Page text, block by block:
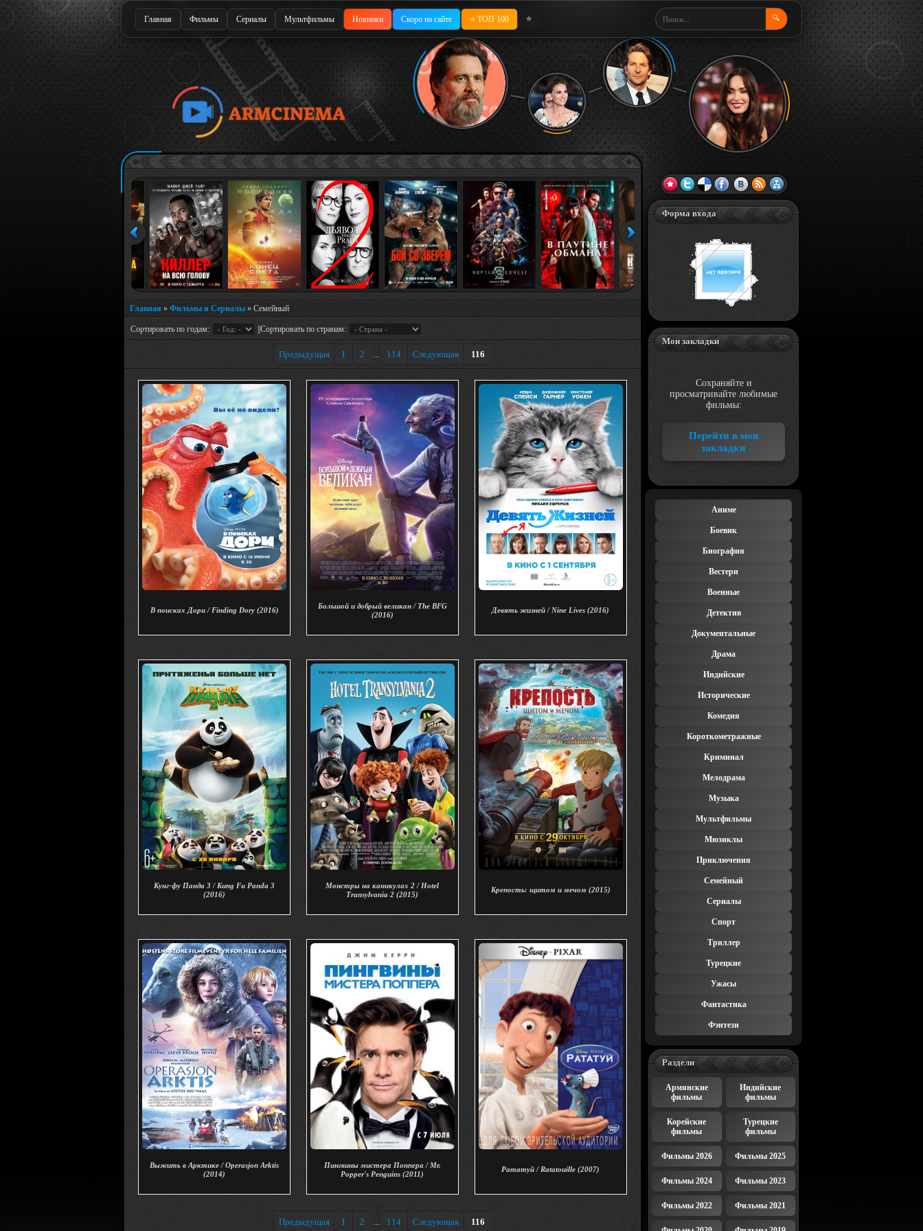
Главная Фильмы Сериалы Мультфильмы Новинки Скоро на сайте ⭐ ТОП 100 ⭐ 🔍
Главная » Фильмы и Сериалы » Семейный
Сортировать по годам: ||Сортировать по странам:
Предыдущая 1 2 ... 114 Следующая 116
В поисках Дори / Finding Dory (2016)
Большой и добрый великан / The BFG
(2016)
Девять жизней / Nine Lives (2016)
Кунг-фу Панда 3 / Kung Fu Panda 3
(2016)
Монстры на каникулах 2 / Hotel
Transylvania 2 (2015)
Крепость: щитом и мечом (2015)
Выжить в Арктике / Operasjon Arktis
(2014)
Пингвины мистера Поппера / Mr.
Popper's Penguins (2011)
Рататуй / Ratatouille (2007)
Предыдущая 1 2 ... 114 Следующая 116
Форма входа
Мои закладки
Сохраняйте и
просматривайте любимые
фильмы:
Перейти в мои
закладки
Аниме
Боевик
Биография
Вестерн
Военные
Детектив
Документальные
Драма
Индийские
Исторические
Комедия
Короткометражные
Криминал
Мелодрама
Музыка
Мультфильмы
Мюзиклы
Приключения
Семейный
Сериалы
Спорт
Триллер
Турецкие
Ужасы
Фантастика
Фэнтези
Раздели
Армянские
фильмы
Индийские
фильмы
Корейские
фильмы
Турецкие
фильмы
Фильмы 2026 Фильмы 2025
Фильмы 2024 Фильмы 2023
Фильмы 2022 Фильмы 2021